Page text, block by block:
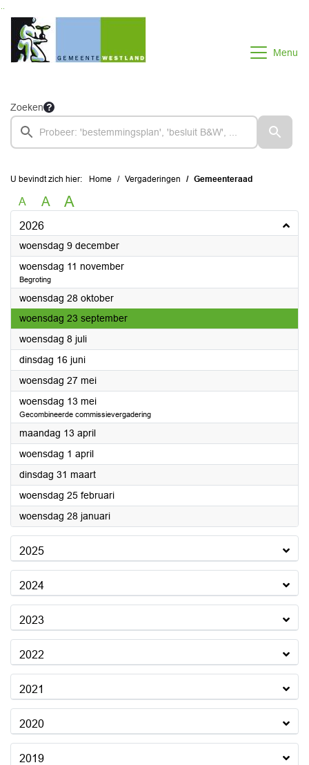
Ga naar de inhoud van deze pagina
Ga naar het zoeken
Ga naar het menu
Menu
Zoeken
U bevindt zich hier: Home Vergaderingen Gemeenteraad
A A A
2026
woensdag 9 december2026
woensdag 11 november2026
Begroting
woensdag 28 oktober2026
woensdag 23 september2026
woensdag 8 juli2026
dinsdag 16 juni2026
woensdag 27 mei2026
woensdag 13 mei2026
Gecombineerde commissievergadering
maandag 13 april2026
woensdag 1 april2026
dinsdag 31 maart2026
woensdag 25 februari2026
woensdag 28 januari2026
2025
2024
2023
2022
2021
2020
2019